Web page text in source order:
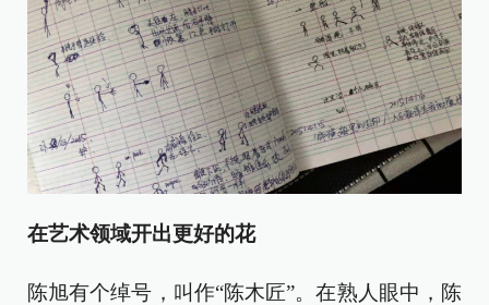
在艺术领域开出更好的花
陈旭有个绰号，叫作“陈木匠”。在熟人眼中，陈